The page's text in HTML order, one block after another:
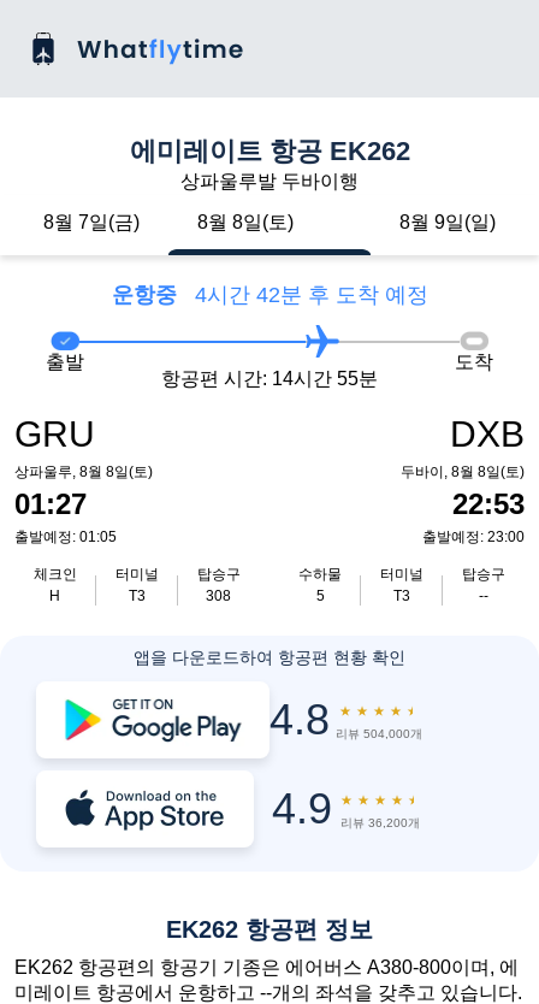
에미레이트 항공 EK262
상파울루발 두바이행
8월 7일(금)
8월 8일(토) 8월 9일(일)
운항중 4시간 42분 후 도착 예정
GRU
상파울루, 8월 8일(토)
01:27
출발예정: 01:05
체크인
H
터미널
T3
탑승구
308
출발
항공편 시간: 14시간 55분
도착
DXB
두바이, 8월 8일(토)
22:53
출발예정: 23:00
수하물
5
터미널
T3
탑승구
--
앱을 다운로드하여 항공편 현황 확인
4.8 ★ ★ ★ ★ ★
리뷰 504,000개
4.9 ★ ★ ★ ★ ★
리뷰 36,200개
EK262 항공편 정보
EK262 항공편의 항공기 기종은 에어버스 A380-800이며, 에
미레이트 항공에서 운항하고 --개의 좌석을 갖추고 있습니다.